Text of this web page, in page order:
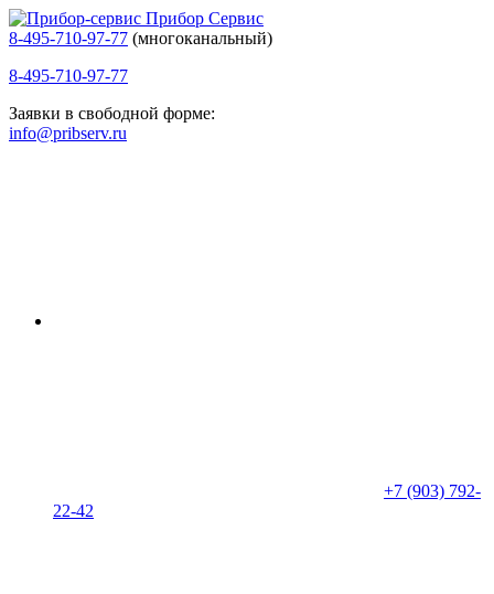
Прибор Сервис
8-495-710-97-77 (многоканальный)
8-495-710-97-77
Заявки в свободной форме:
info@pribserv.ru
+7 (903) 792-
22-42